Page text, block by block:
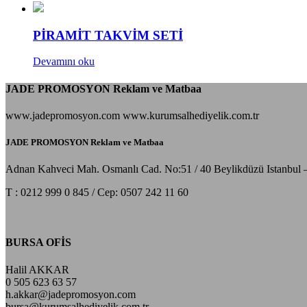
PİRAMİT TAKVİM SETİ
Devamını oku
JADE PROMOSYON Reklam ve Matbaa
www.jadepromosyon.com www.kurumsalhediyelik.com.tr
JADE PROMOSYON Reklam ve Matbaa
Adnan Kahveci Mah. Osmanlı Cad. No:51 / 40 Beylikdüzü Istanbul
T : 0212 999 0 845 / Cep: 0507 242 11 60
BURSA OFİS
Halil AKKAR
0 505 623 63 57
h.akkar@jadepromosyon.com